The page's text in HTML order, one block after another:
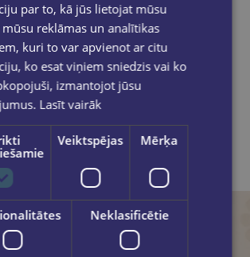
preces
noder
par to, kā jūs lietojat mūsu
reklāmas un analītikas
kuri to var apvienot ar citu
ko esat viņiem sniedzis vai ko
izmantojot jūsu
Lasīt vairāk
Veiktspējas Mērķa
Neklasificētie